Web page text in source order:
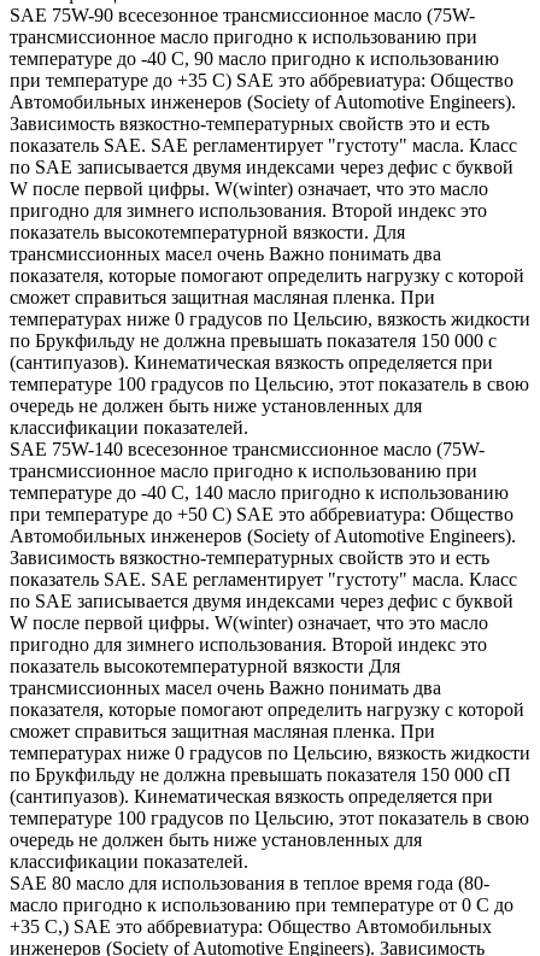
SAE 75W-90 всесезонное трансмиссионное масло (75W-
трансмиссионное масло пригодно к использованию при
температуре до -40 С, 90 масло пригодно к использованию
при температуре до +35 С) SAE это аббревиатура: Общество
Автомобильных инженеров (Society of Automotive Engineers).
Зависимость вязкостно-температурных свойств это и есть
показатель SAE. SAE регламентирует "густоту" масла. Класс
по SAE записывается двумя индексами через дефис с буквой
W после первой цифры. W(winter) означает, что это масло
пригодно для зимнего использования. Второй индекс это
показатель высокотемпературной вязкости. Для
трансмиссионных масел очень Важно понимать два
показателя, которые помогают определить нагрузку с которой
сможет справиться защитная масляная пленка. При
температурах ниже 0 градусов по Цельсию, вязкость жидкости
по Брукфильду не должна превышать показателя 150 000 с
(сантипуазов). Кинематическая вязкость определяется при
температуре 100 градусов по Цельсию, этот показатель в свою
очередь не должен быть ниже установленных для
классификации показателей.
SAE 75W-140 всесезонное трансмиссионное масло (75W-
трансмиссионное масло пригодно к использованию при
температуре до -40 С, 140 масло пригодно к использованию
при температуре до +50 С) SAE это аббревиатура: Общество
Автомобильных инженеров (Society of Automotive Engineers).
Зависимость вязкостно-температурных свойств это и есть
показатель SAE. SAE регламентирует "густоту" масла. Класс
по SAE записывается двумя индексами через дефис с буквой
W после первой цифры. W(winter) означает, что это масло
пригодно для зимнего использования. Второй индекс это
показатель высокотемпературной вязкости Для
трансмиссионных масел очень Важно понимать два
показателя, которые помогают определить нагрузку с которой
сможет справиться защитная масляная пленка. При
температурах ниже 0 градусов по Цельсию, вязкость жидкости
по Брукфильду не должна превышать показателя 150 000 сП
(сантипуазов). Кинематическая вязкость определяется при
температуре 100 градусов по Цельсию, этот показатель в свою
очередь не должен быть ниже установленных для
классификации показателей.
SAE 80 масло для использования в теплое время года (80-
масло пригодно к использованию при температуре от 0 С до
+35 С,) SAE это аббревиатура: Общество Автомобильных
инженеров (Society of Automotive Engineers). Зависимость